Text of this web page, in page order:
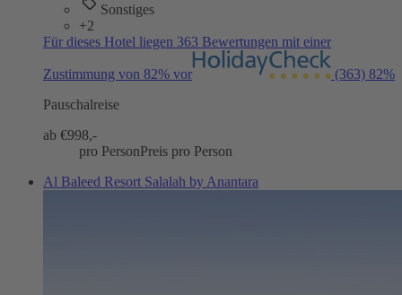
Sonstiges
+2
Für dieses Hotel liegen 363 Bewertungen mit einer
Zustimmung von 82% vor (363) 82%
Pauschalreise
ab €998,-
pro PersonPreis pro Person
Al Baleed Resort Salalah by Anantara